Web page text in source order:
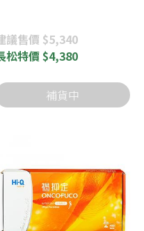
議售價 $5,340
松特價 $4,380
補貨中